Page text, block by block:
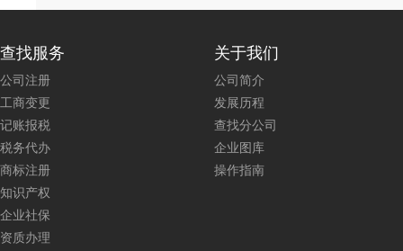
查找服务
公司注册
工商变更
记账报税
税务代办
商标注册
知识产权
企业社保
资质办理
关于我们
公司简介
发展历程
查找分公司
企业图库
操作指南